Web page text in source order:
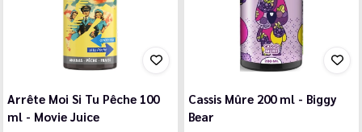
Arrête Moi Si Tu Pêche 100
ml - Movie Juice
Cassis Mûre 200 ml - Biggy
Bear